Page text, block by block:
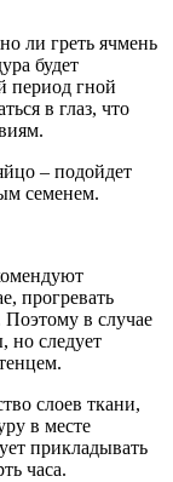
ли греть ячмень
будет
период гной
в глаз, что
– подойдет
семенем.
прогревать
Поэтому в случае
но следует
слоев ткани,
в месте
прикладывать
часа.